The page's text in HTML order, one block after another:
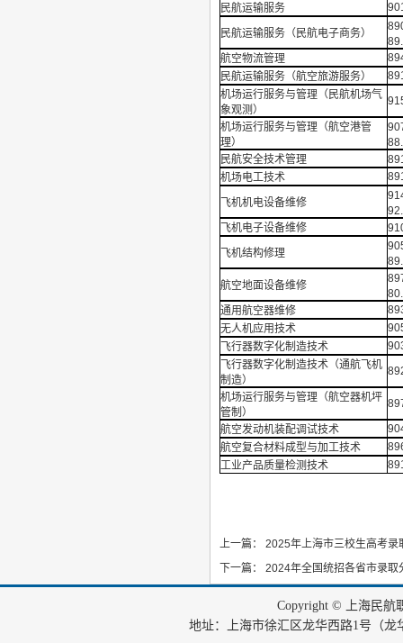
民航运输服务
民航运输服务（民航电子商务）
航空物流管理
民航运输服务（航空旅游服务）
机场运行服务与管理（民航机场气
象观测）
机场运行服务与管理（航空港管
理）
民航安全技术管理
机场电工技术
飞机机电设备维修
飞机电子设备维修
飞机结构修理
航空地面设备维修
通用航空器维修
无人机应用技术
飞行器数字化制造技术
飞行器数字化制造技术（通航飞机
制造）
机场运行服务与管理（航空器机坪
管制）
航空发动机装配调试技术
航空复合材料成型与加工技术
工业产品质量检测技术
上一篇：
2025年上海市三校生高考录
下一篇：
2024年全国统招各省市录取
Copyright © 上海民航
地址：上海市徐汇区龙华西路1号（龙